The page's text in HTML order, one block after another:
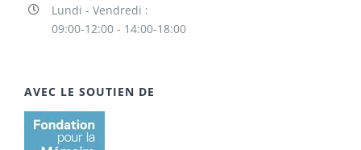
Lundi - Vendredi :
09:00-12:00 - 14:00-18:00
AVEC LE SOUTIEN DE